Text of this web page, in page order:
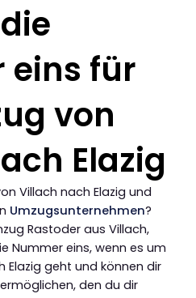
eins für
von
Elazig
Villach nach Elazig und
Umzugsunternehmen?
Rastoder aus Villach,
Nummer eins, wenn es um
Elazig geht und können dir
den du dir